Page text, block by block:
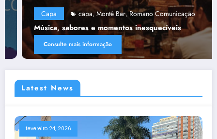
capa,Montê Bar,Romano Comunicação
Música, sabores e momentos inesquecíveis
Consulte mais informação
Latest News
fevereiro 24, 2026